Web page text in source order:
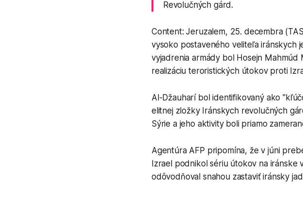
Revolučných gárd.
Content: Jeruzalem, 25. decembra
vysoko postaveného veliteľa iránskych
vyjadrenia armády bol Hosejn
realizáciu teroristických útokov proti
Al-Džauharí bol identifikovaný ako
elitnej zložky Iránskych revolučných
Sýrie a jeho aktivity boli priamo
Agentúra AFP pripomína, že v júni
Izrael podnikol sériu útokov na iránske
odôvodňoval snahou zastaviť iránsky